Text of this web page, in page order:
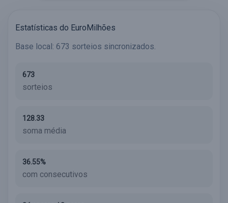
Estatísticas do EuroMilhões
Base local: 673 sorteios sincronizados.
673
sorteios
128.33
soma média
36.55%
com consecutivos